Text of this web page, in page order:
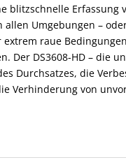
blitzschnelle Erfassung
Umgebungen –
raue
Der DS3608-HD – die
Durchsatzes, die
Verhinderung von